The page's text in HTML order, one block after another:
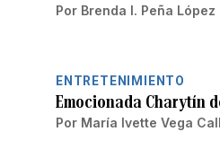
Por Brenda I. Peña López
ENTRETENIMIENTO
Emocionada Charytín
Por María Ivette Vega